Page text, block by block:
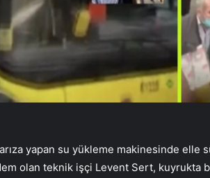
arıza yapan su yükleme makinesinde
olan teknik işçi Levent Sert, kuyrukta